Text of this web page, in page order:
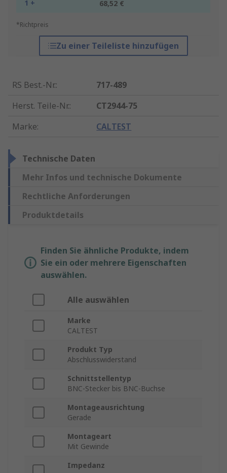
1 + 68,52 €
*Richtpreis
Zu einer Teileliste hinzufügen
RS Best.-Nr.:
717-489
Herst. Teile-Nr.:
CT2944-75
Marke: CALTEST
Technische Daten
Mehr Infos und technische Dokumente
Rechtliche Anforderungen
Produktdetails
Finden Sie ähnliche Produkte, indem
Sie ein oder mehrere Eigenschaften
auswählen.
Alle auswählen
Marke
CALTEST
Produkt Typ
Abschlusswiderstand
Schnittstellentyp
BNC-Stecker bis BNC-Buchse
Montageausrichtung
Gerade
Montageart
Mit Gewinde
Impedanz